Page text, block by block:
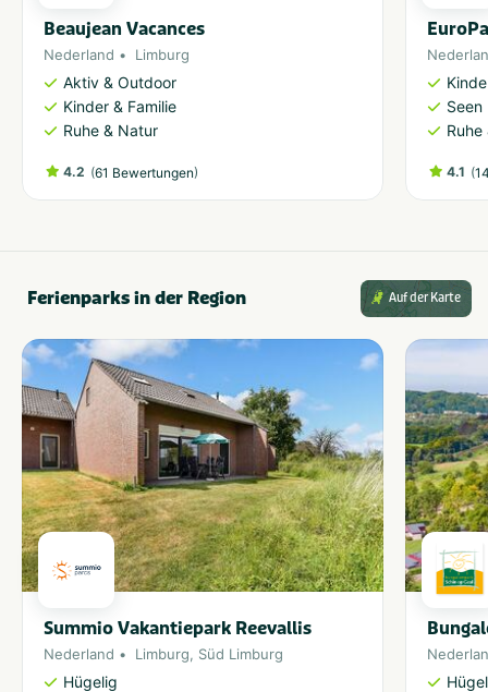
Beaujean Vacances
Nederland Limburg
Aktiv & Outdoor
Kinder & Familie
Ruhe & Natur
4.2 (61 Bewertungen)
Seen
4.1 (
Ferienparks in der Region Auf der Karte
Summio Vakantiepark Reevallis
Nederland Limburg, Süd Limburg
Hügelig